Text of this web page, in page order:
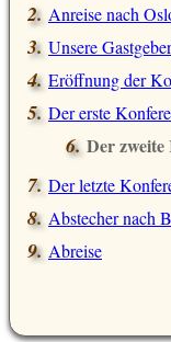
Anreise nach
Unsere Gastgeber
Eröffnung der
Der erste
Der
Der letzte
Abstecher nach
Abreise